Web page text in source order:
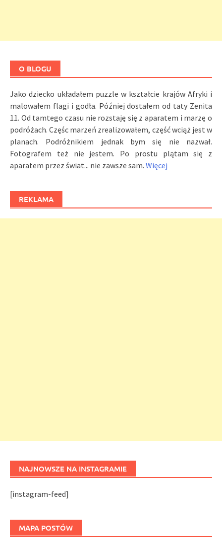
O BLOGU
Jako dziecko układałem puzzle w kształcie krajów Afryki i
malowałem flagi i godła. Później dostałem od taty Zenita
11. Od tamtego czasu nie rozstaję się z aparatem i marzę o
podróżach. Częśc marzeń zrealizowałem, część wciąż jest w
planach. Podróżnikiem jednak bym się nie nazwał.
Fotografem też nie jestem. Po prostu plątam się z
aparatem przez świat... nie zawsze sam. Więcej
REKLAMA
NAJNOWSZE NA INSTAGRAMIE
[instagram-feed]
MAPA POSTÓW